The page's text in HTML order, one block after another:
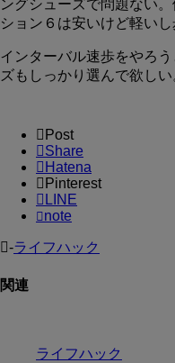
ングシューズで問題ない
ション６は安いけど軽いし
インターバル速歩をやろ
ズもしっかり選んで欲しい
Post
Share
Hatena
Pinterest
LINE
note
-ライフハック
関連
ライフハック